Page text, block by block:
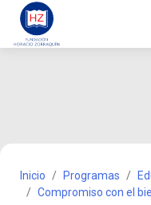
Inicio Programas
Compromiso con el